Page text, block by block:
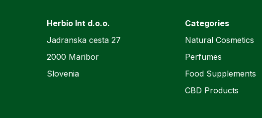
Herbio Int d.o.o.
Jadranska cesta 27
2000 Maribor
Slovenia
Categories
Natural Cosmetics
Perfumes
Food Supplements
CBD Products